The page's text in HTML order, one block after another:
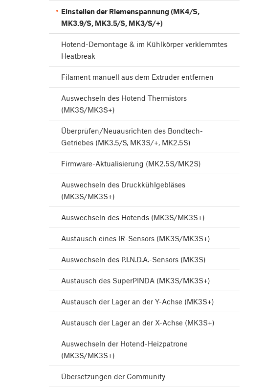
Einstellen der Riemenspannung (MK4/S,
MK3.9/S, MK3.5/S, MK3/S/+)
Hotend-Demontage & im Kühlkörper verklemmtes
Heatbreak
Filament manuell aus dem Extruder entfernen
Auswechseln des Hotend Thermistors
(MK3S/MK3S+)
Überprüfen/Neuausrichten des Bondtech-
Getriebes (MK3.5/S, MK3S/+, MK2.5S)
Firmware-Aktualisierung (MK2.5S/MK2S)
Auswechseln des Druckkühlgebläses
(MK3S/MK3S+)
Auswechseln des Hotends (MK3S/MK3S+)
Austausch eines IR-Sensors (MK3S/MK3S+)
Auswechseln des P.I.N.D.A.-Sensors (MK3S)
Austausch des SuperPINDA (MK3S/MK3S+)
Austausch der Lager an der Y-Achse (MK3S+)
Austausch der Lager an der X-Achse (MK3S+)
Auswechseln der Hotend-Heizpatrone
(MK3S/MK3S+)
Übersetzungen der Community